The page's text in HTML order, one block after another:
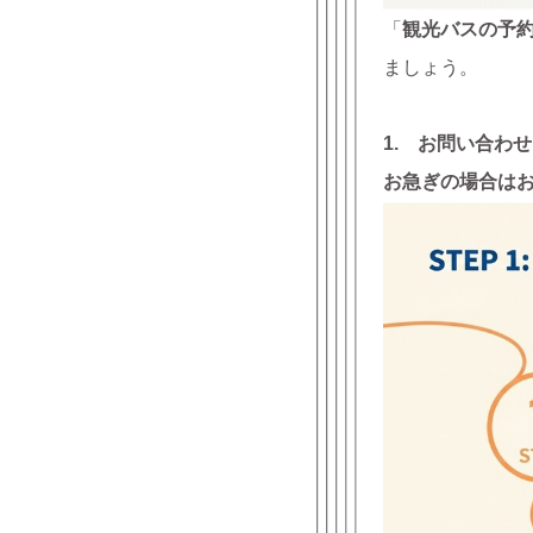
「 観光バスの予
ましょう。
1. お問い合わせ
お急ぎの場合は